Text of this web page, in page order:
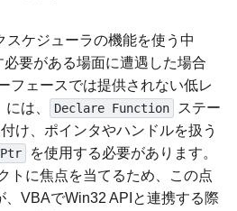
スケジューラの機能を使う中
要がある場面に遭遇した場合
フェースでは提供されない低レ
は、
Declare Function
ステー
け、ポインタやハンドルを扱う
を使用する必要があります。
トに焦点を当てるため、この点
、VBAでWin32 APIと連携する際